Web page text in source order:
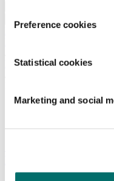
Preference cookies
Statistical cookies
Marketing and social
Over Horecava
NIEUWSBRIEF
Nieuws
Gault&Millau